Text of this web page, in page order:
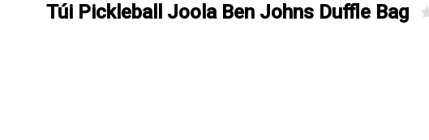
Túi Pickleball Joola Ben Johns Duffle Bag